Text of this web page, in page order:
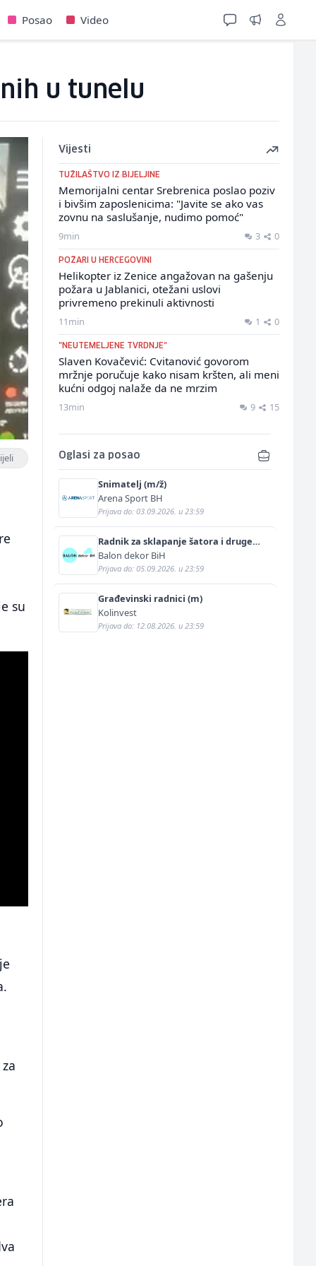
Posao Video
u tunelu
su
Vijesti
TUŽILAŠTVO IZ BIJELJINE
Memorijalni centar Srebrenica poslao poziv
i bivšim zaposlenicima: "Javite se ako vas
zovnu na saslušanje, nudimo pomoć"
9min 3 0
POŽARI U HERCEGOVINI
Helikopter iz Zenice angažovan na gašenju
požara u Jablanici, otežani uslovi
privremeno prekinuli aktivnosti
11min 1 0
"NEUTEMELJENE TVRDNJE"
Slaven Kovačević: Cvitanović govorom
mržnje poručuje kako nisam kršten, ali meni
kućni odgoj nalaže da ne mrzim
13min 9 15
Oglasi za posao
Snimatelj (m/ž)
Arena Sport BH
Prijava do: 03.09.2026. u 23:59
Radnik za sklapanje šatora i druge
prateće opreme (m/ž)
Balon dekor BiH
Prijava do: 05.09.2026. u 23:59
Građevinski radnici (m)
Kolinvest
Prijava do: 12.08.2026. u 23:59